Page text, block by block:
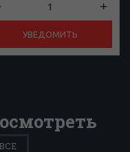
УВЕДОМИТЬ